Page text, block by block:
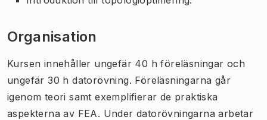
Organisation
Kursen innehåller ungefär 40 h föreläsningar och
ungefär 30 h datorövning. Föreläsningarna går
igenom teori samt exemplifierar de praktiska
aspekterna av FEA. Under datorövningarna arbetar